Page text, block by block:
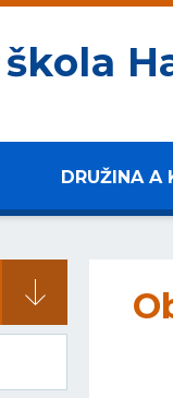
DRUŽINA A